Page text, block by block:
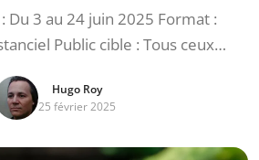
: Du 3 au 24 juin 2025 Format :
Public cible : Tous ceux…
Hugo Roy
25 février 2025